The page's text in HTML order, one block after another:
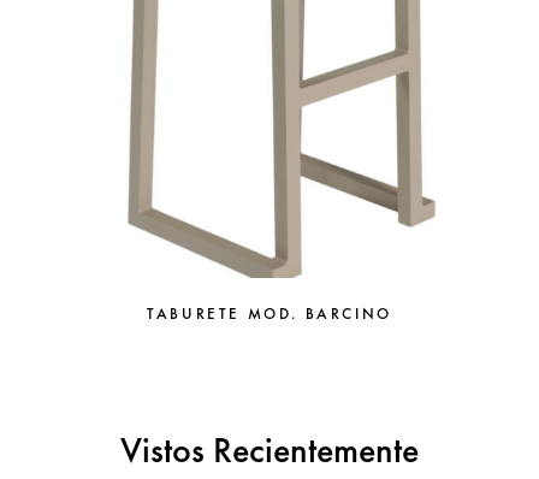
TABURETE MOD. BARCINO
Vistos Recientemente